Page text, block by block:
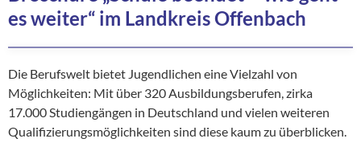
es weiter“ im Landkreis Offenbach
Die Berufswelt bietet Jugendlichen eine Vielzahl von
Möglichkeiten: Mit über 320 Ausbildungsberufen, zirka
17.000 Studiengängen in Deutschland und vielen weiteren
Qualifizierungsmöglichkeiten sind diese kaum zu überblicken.